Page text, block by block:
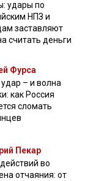
удары по
НПЗ и
заставляют
считать деньги
Фурса
– и волна
как Россия
сломать
Пекар
во
отчаяния: от